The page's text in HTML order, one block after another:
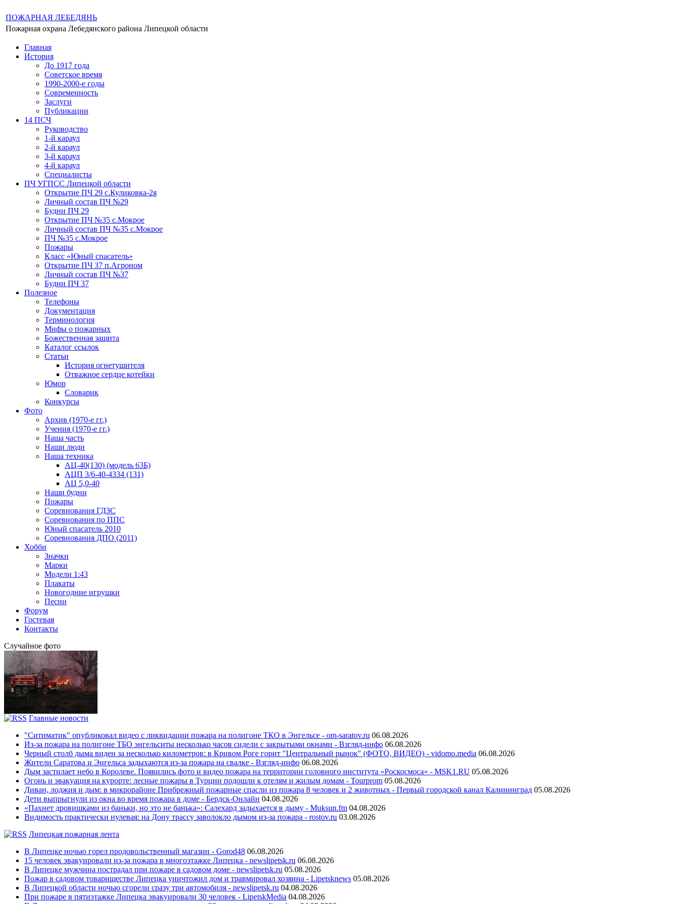
ПОЖАРНАЯ ЛЕБЕДЯНЬ
Пожарная охрана Лебедянского района Липецкой области
Главная
История
До 1917 года
Советское время
1990-2000-е годы
Современность
Заслуги
Публикации
14 ПСЧ
Руководство
1-й караул
2-й караул
3-й караул
4-й караул
Специалисты
ПЧ УГПСС Липецкой области
Открытие ПЧ 29 с.Куликовка-2я
Личный состав ПЧ №29
Будни ПЧ 29
Открытие ПЧ №35 с.Мокрое
Личный состав ПЧ №35 с.Мокрое
ПЧ №35 с.Мокрое
Пожары
Класс «Юный спасатель»
Открытие ПЧ 37 п.Агроном
Личный состав ПЧ №37
Будни ПЧ 37
Полезное
Телефоны
Документация
Терминология
Мифы о пожарных
Божественная защита
Каталог ссылок
Статьи
История огнетушителя
Отважное сердце котейки
Юмор
Словарик
Конкурсы
Фото
Архив (1970-е гг.)
Учения (1970-е гг.)
Наша часть
Наши люди
Наша техника
АЦ-40(130) (модель 63Б)
АЦП 3/6-40-4334 (131)
АЦ 5,0-40
Наши будни
Пожары
Соревнования ГДЗС
Соревнования по ППС
Юный спасатель 2010
Соревнования ДПО (2011)
Хобби
Значки
Марки
Модели 1:43
Плакаты
Новогодние игрушки
Песни
Форум
Гостевая
Контакты
Случайное фото
Главные новости
"Ситиматик" опубликовал видео с ликвидации пожара на полигоне ТКО в Энгельсе - om-saratov.ru 06.08.2026
Из-за пожара на полигоне ТБО энгельситы несколько часов сидели с закрытыми окнами - Взгляд-инфо 06.08.2026
Черный столб дыма виден за несколько километров: в Кривом Роге горит "Центральный рынок" (ФОТО, ВИДЕО) - vidomo.media 06.08.2026
Жители Саратова и Энгельса задыхаются из-за пожара на свалке - Взгляд-инфо 06.08.2026
Дым застилает небо в Королеве. Появились фото и видео пожара на территории головного института «Роскосмоса» - MSK1.RU 05.08.2026
Огонь и эвакуация на курорте: лесные пожары в Турции подошли к отелям и жилым домам - Tourprom 05.08.2026
Диван, лоджия и дым: в микрорайоне Прибрежный пожарные спасли из пожара 8 человек и 2 животных - Первый городской канал Калининград 05.08.2026
Дети выпрыгнули из окна во время пожара в доме - Бердск-Онлайн 04.08.2026
«Пахнет дровишками из баньки, но это не банька»: Салехард задыхается в дыму - Muksun.fm 04.08.2026
Видимость практически нулевая: на Дону трассу заволокло дымом из-за пожара - rostov.ru 03.08.2026
Липецкая пожарная лента
В Липецке ночью горел продовольственный магазин - Gorod48 06.08.2026
15 человек эвакуировали из-за пожара в многоэтажке Липецка - newslipetsk.ru 06.08.2026
В Липецке мужчина пострадал при пожаре в садовом доме - newslipetsk.ru 05.08.2026
Пожар в садовом товариществе Липецка уничтожил дом и травмировал хозяина - Lipetsknews 05.08.2026
В Липецкой области ночью сгорели сразу три автомобиля - newslipetsk.ru 04.08.2026
При пожаре в пятиэтажке Липецка эвакуировали 30 человек - LipetskMedia 04.08.2026